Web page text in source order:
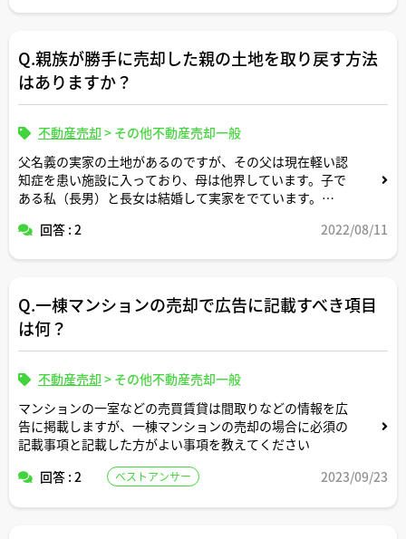
Q.親族が勝手に売却した親の土地を取り戻す方法
はありますか？
不動産売却 > その他不動産売却一般
父名義の実家の土地があるのですが、その父は現在軽い認
知症を患い施設に入っており、母は他界しています。子で
ある私（長男）と長女は結婚して実家をでています。
先日、長女にそそのかされて父がハンコをつき、その書類
長女が勝手に売却してしまったことが許せません。この土
地を取り返すことは可能でしょうか？
回答 : 2 2022/08/11
Q.一棟マンションの売却で広告に記載すべき項目
は何？
不動産売却 > その他不動産売却一般
マンションの一室などの売買賃貸は間取りなどの情報を広
告に掲載しますが、一棟マンションの売却の場合に必須の
記載事項と記載した方がよい事項を教えてください
回答 : 2
ベストアンサー 2023/09/23